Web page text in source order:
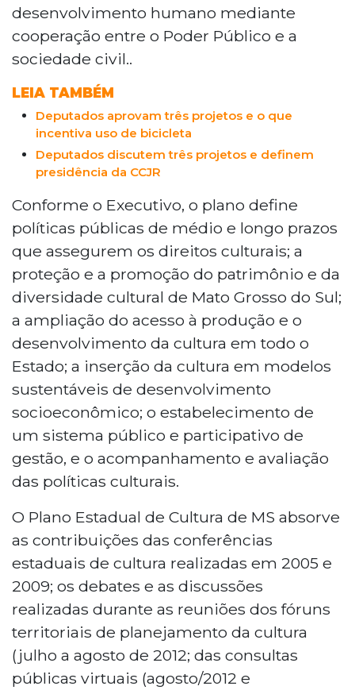
desenvolvimento humano mediante
cooperação entre o Poder Público e a
sociedade civil..
LEIA TAMBÉM
Deputados aprovam três projetos e o que
incentiva uso de bicicleta
Deputados discutem três projetos e definem
presidência da CCJR
Conforme o Executivo, o plano define
políticas públicas de médio e longo prazos
que assegurem os direitos culturais; a
proteção e a promoção do patrimônio e da
diversidade cultural de Mato Grosso do Sul;
a ampliação do acesso à produção e o
desenvolvimento da cultura em todo o
Estado; a inserção da cultura em modelos
sustentáveis de desenvolvimento
socioeconômico; o estabelecimento de
um sistema público e participativo de
gestão, e o acompanhamento e avaliação
das políticas culturais.
O Plano Estadual de Cultura de MS absorve
as contribuições das conferências
estaduais de cultura realizadas em 2005 e
2009; os debates e as discussões
realizadas durante as reuniões dos fóruns
territoriais de planejamento da cultura
(julho a agosto de 2012; das consultas
públicas virtuais (agosto/2012 e